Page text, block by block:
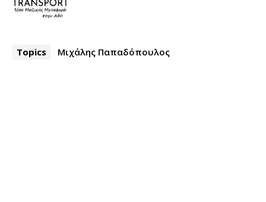
Topics Μιχάλης Παπαδόπουλος